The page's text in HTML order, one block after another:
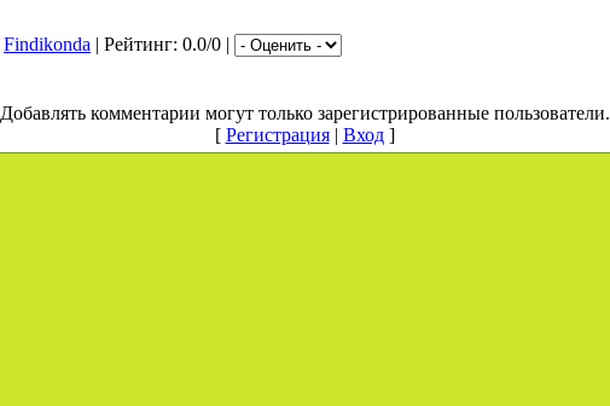
Findikonda | Рейтинг: 0.0/0 |
Добавлять комментарии могут только зарегистрированные пользователи.
[ Регистрация| Вход]